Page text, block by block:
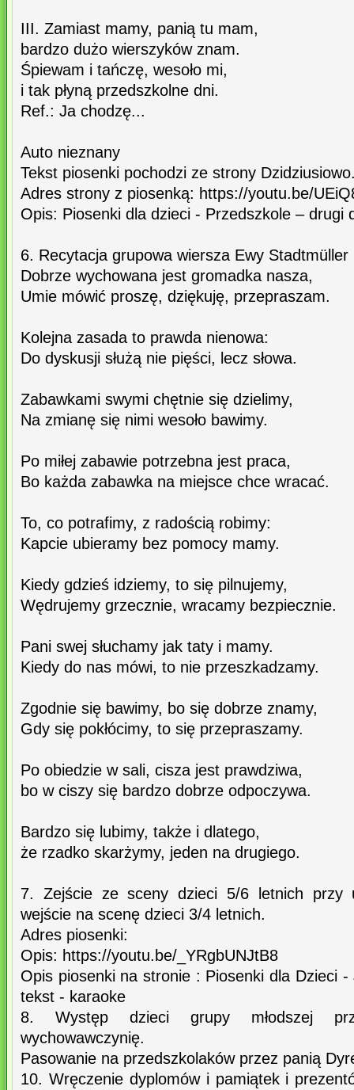
III. Zamiast mamy, panią tu mam,
bardzo dużo wierszyków znam.
Śpiewam i tańczę, wesoło mi,
i tak płyną przedszkolne dni.
Ref.: Ja chodzę...
Auto nieznany
Tekst piosenki pochodzi ze strony
Adres strony z piosenką: https://youtu.be/
Opis: Piosenki dla dzieci - Przedszkole – drugi
6. Recytacja grupowa wiersza Ewy
Dobrze wychowana jest gromadka nasza,
Umie mówić proszę, dziękuję, przepraszam.
Kolejna zasada to prawda nienowa:
Do dyskusji służą nie pięści, lecz słowa.
Zabawkami swymi chętnie się dzielimy,
Na zmianę się nimi wesoło bawimy.
Po miłej zabawie potrzebna jest praca,
Bo każda zabawka na miejsce chce wracać.
To, co potrafimy, z radością robimy:
Kapcie ubieramy bez pomocy mamy.
Kiedy gdzieś idziemy, to się pilnujemy,
Wędrujemy grzecznie, wracamy bezpiecznie.
Pani swej słuchamy jak taty i mamy.
Kiedy do nas mówi, to nie przeszkadzamy.
Zgodnie się bawimy, bo się dobrze znamy,
Gdy się pokłócimy, to się przepraszamy.
Po obiedzie w sali, cisza jest prawdziwa,
bo w ciszy się bardzo dobrze odpoczywa.
Bardzo się lubimy, także i dlatego,
że rzadko skarżymy, jeden na drugiego.
7. Zejście ze sceny dzieci 5/6 letnich przy
wejście na scenę dzieci 3/4 letnich.
Adres piosenki:
Opis: https://youtu.be/_YRgbUNJtB8
Opis piosenki na stronie : Piosenki dla Dzieci
tekst - karaoke
8. Występ dzieci grupy młodszej
wychowawczynię.
Pasowanie na przedszkolaków przez panią
10. Wręczenie dyplomów i pamiątek i